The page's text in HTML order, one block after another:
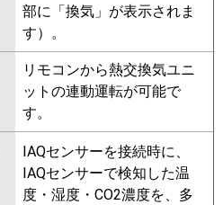
部に「換気」が表示されま
す）。
リモコンから熱交換気ユニ
ットの連動運転が可能で
す。
IAQセンサーを接続時に、
IAQセンサーで検知した温
度・湿度・CO2濃度を、多